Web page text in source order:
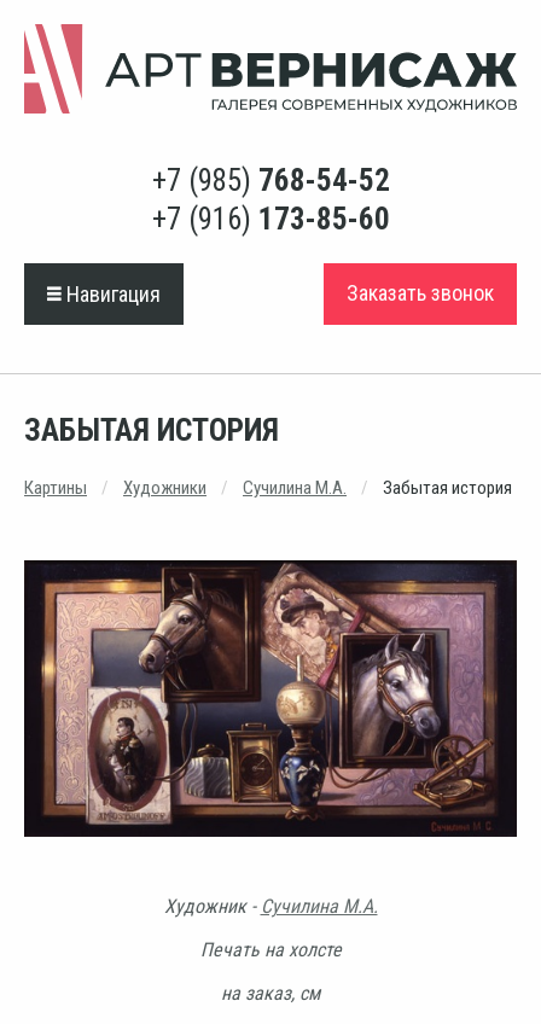
+7 (985) 768-54-52
+7 (916) 173-85-60
Навигация Заказать звонок
ЗАБЫТАЯ ИСТОРИЯ
Картины Художники Сучилина М.А. Забытая история
Художник - Сучилина М.А.
Печать на холсте
на заказ, см